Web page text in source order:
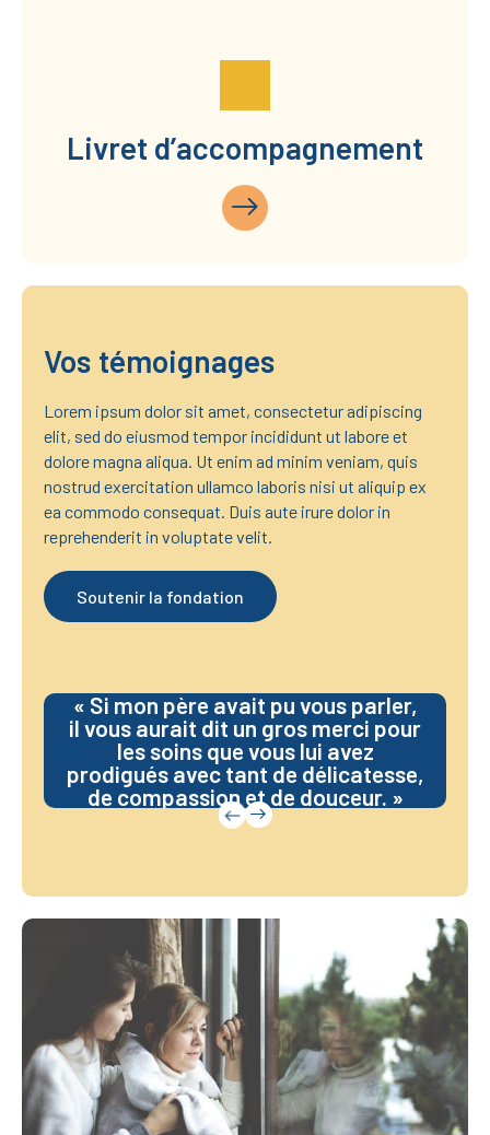
Livret d’accompagnement
Vos témoignages
Lorem ipsum dolor sit amet, consectetur adipiscing
elit, sed do eiusmod tempor incididunt ut labore et
dolore magna aliqua. Ut enim ad minim veniam, quis
nostrud exercitation ullamco laboris nisi ut aliquip ex
ea commodo consequat. Duis aute irure dolor in
reprehenderit in voluptate velit.
Soutenir la fondation
« Si mon père avait pu vous parler,
il vous aurait dit un gros merci pour
les soins que vous lui avez
prodigués avec tant de délicatesse,
de compassion et de douceur. »
g
i
n
l